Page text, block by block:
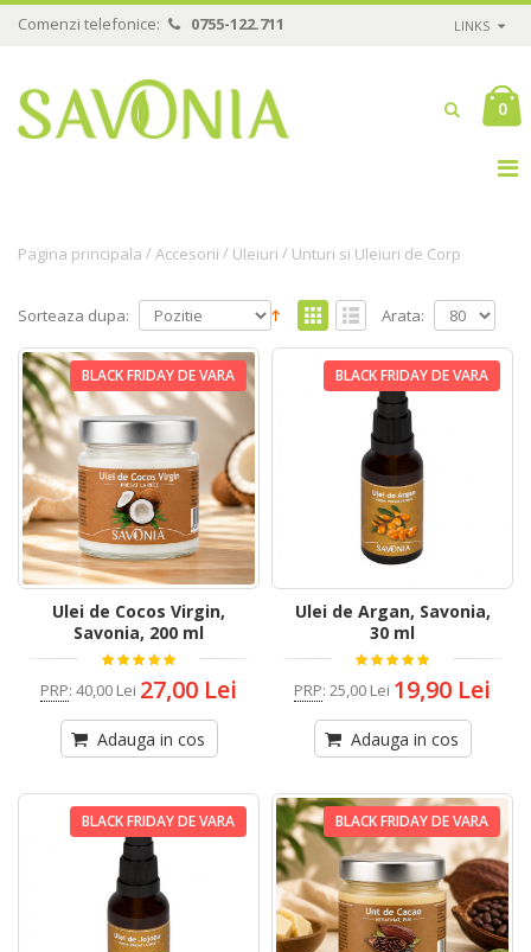
Comenzi telefonice: 0755-122.711 LINKS
0
Pagina principala /Accesorii / Uleiuri / Unturi si Uleiuri de Corp
Sorteaza dupa: Arata:
BLACK FRIDAY DE VARA
Ulei de Cocos Virgin,
Savonia, 200 ml
PRP: 40,00 Lei 27,00 Lei
Adauga in cos
BLACK FRIDAY DE VARA
Ulei de Argan, Savonia,
30 ml
PRP: 25,00 Lei 19,90 Lei
Adauga in cos
BLACK FRIDAY DE VARA BLACK FRIDAY DE VARA